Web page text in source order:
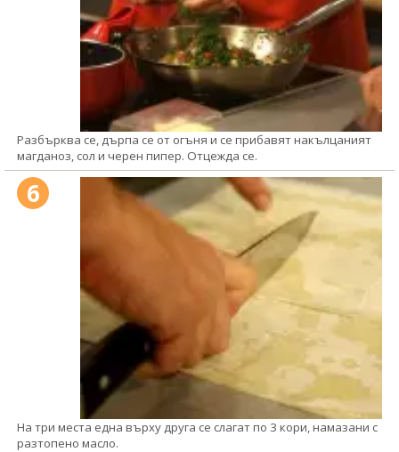
Разбърква се, дърпа се от огъня и се прибавят накълцаният
магданоз, сол и черен пипер. Отцежда се.
6
На три места една върху друга се слагат по 3 кори, намазани с
разтопено масло.